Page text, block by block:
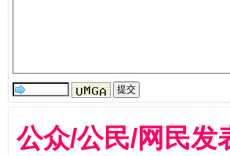
公众/公民/网民发